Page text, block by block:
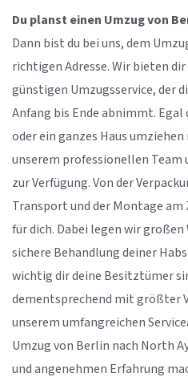
Du planst einen Umzug von
Dann bist du bei uns, dem
richtigen Adresse. Wir bieten
günstigen Umzugsservice, der
Anfang bis Ende abnimmt.
oder ein ganzes Haus
unserem professionellen Team
zur Verfügung. Von der
Transport und der Montage
für dich. Dabei legen wir
sichere Behandlung deiner
wichtig dir deine Besitztümer
dementsprechend mit größter
unserem umfangreichen
Umzug von Berlin nach North
und angenehmen Erfahrung